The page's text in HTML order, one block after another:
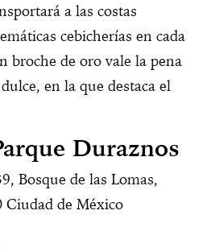
a las costas
cebicherías en cada
broche de oro vale la pena
en la que destaca el
Duraznos
Bosque de las Lomas,
Ciudad de México